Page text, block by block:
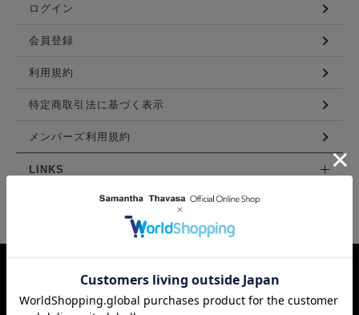
ログイン
会員登録
利用規約
特定商取引法に基づく表示
メンバーズ利用規約
LINKS
Samantha Thavasa Group Info.